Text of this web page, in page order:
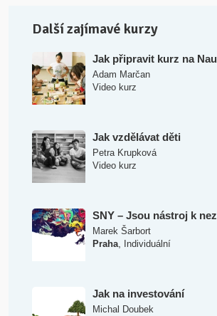
Další zajímavé kurzy
Jak připravit kurz na
Adam Marčan
Video kurz
Jak vzdělávat děti
Petra Krupková
Video kurz
SNY – Jsou nástroj k
Marek Šarbort
Praha, Individuální
Jak na investování
Michal Doubek